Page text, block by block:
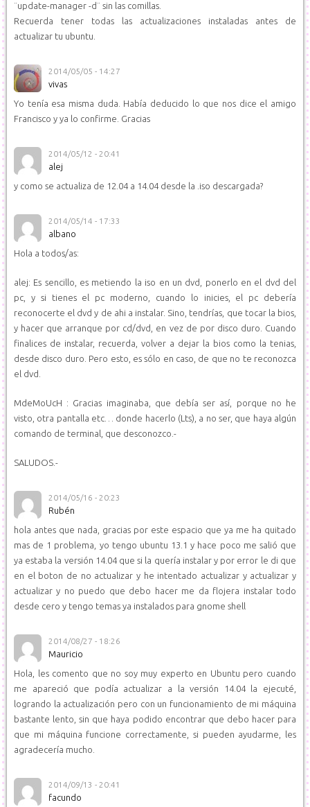
¨update-manager -d¨ sin las comillas.
Recuerda tener todas las actualizaciones instaladas antes de
actualizar tu ubuntu.
2014/05/05 - 14:27
vivas
Yo tenía esa misma duda. Había deducido lo que nos dice el amigo
Francisco y ya lo confirme. Gracias
2014/05/12 - 20:41
alej
y como se actualiza de 12.04 a 14.04 desde la .iso descargada?
2014/05/14 - 17:33
albano
Hola a todos/as:
alej: Es sencillo, es metiendo la iso en un dvd, ponerlo en el dvd del
pc, y si tienes el pc moderno, cuando lo inicies, el pc debería
reconocerte el dvd y de ahi a instalar. Sino, tendrías, que tocar la bios,
y hacer que arranque por cd/dvd, en vez de por disco duro. Cuando
finalices de instalar, recuerda, volver a dejar la bios como la tenias,
desde disco duro. Pero esto, es sólo en caso, de que no te reconozca
el dvd.
MdeMoUcH : Gracias imaginaba, que debía ser así, porque no he
visto, otra pantalla etc… donde hacerlo (Lts), a no ser, que haya algún
comando de terminal, que desconozco.-
SALUDOS.-
2014/05/16 - 20:23
Rubén
hola antes que nada, gracias por este espacio que ya me ha quitado
mas de 1 problema, yo tengo ubuntu 13.1 y hace poco me salió que
ya estaba la versión 14.04 que si la quería instalar y por error le di que
en el boton de no actualizar y he intentado actualizar y actualizar y
actualizar y no puedo que debo hacer me da flojera instalar todo
desde cero y tengo temas ya instalados para gnome shell
2014/08/27 - 18:26
Mauricio
Hola, les comento que no soy muy experto en Ubuntu pero cuando
me apareció que podía actualizar a la versión 14.04 la ejecuté,
logrando la actualización pero con un funcionamiento de mi máquina
bastante lento, sin que haya podido encontrar que debo hacer para
que mi máquina funcione correctamente, si pueden ayudarme, les
agradecería mucho.
2014/09/13 - 20:41
facundo